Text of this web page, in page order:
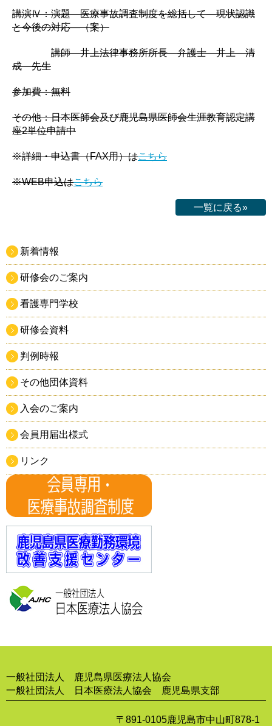
講演Ⅳ：演題 医療事故調査制度を総括して―現状認識
と今後の対応―（案）
講師 井上法律事務所所長 弁護士 井上 清
成 先生
参加費：無料
その他：日本医師会及び鹿児島県医師会生涯教育認定講
座2単位申請中
※詳細・申込書（FAX用）はこちら
※WEB申込はこちら
一覧に戻る»
新着情報
研修会のご案内
看護専門学校
研修会資料
判例時報
その他団体資料
入会のご案内
会員用届出様式
リンク
一般社団法人 鹿児島県医療法人協会
一般社団法人 日本医療法人協会 鹿児島県支部
〒891-0105鹿児島市中山町878-1